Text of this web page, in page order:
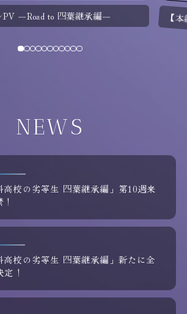
PV ―Road to 四葉継承編― 【
NEWS
高校の劣等生 四葉継承編」第10週来
高校の劣等生 四葉継承編」新たに全
！